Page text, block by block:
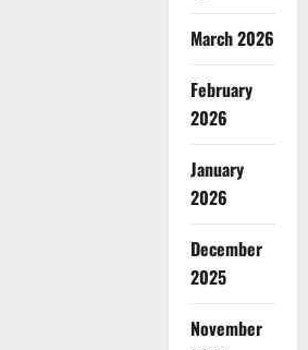
March 2026
February
2026
January
2026
December
2025
November